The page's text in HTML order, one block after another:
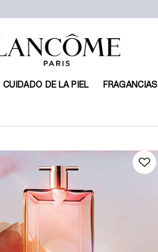
CUIDADO DE LA PIEL FRAGANCIAS